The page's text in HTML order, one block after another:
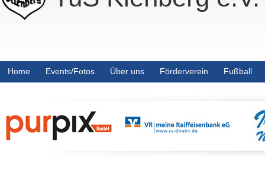
Home Events/Fotos Über uns Förderverein Fußball